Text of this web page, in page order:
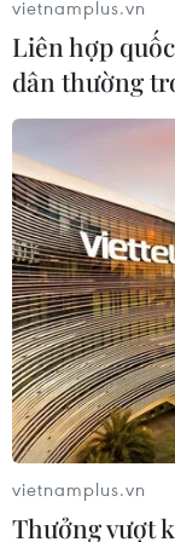
Ngân sách
cắt giảm giai
25/12/2017 07:35
Đại hội đồng
giá khoảng
thấp hơn so với
Liên hợp quốc
vietnamplus.vn
Liên hợp
dân thường
vietnamplus.vn
Thưởng vượt